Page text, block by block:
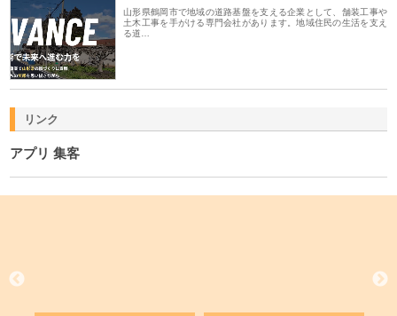
山形県鶴岡市で地域の道路基盤を支える企業として、舗装工事や
土木工事を手がける専門会社があります。地域住民の生活を支え
る道…
リンク
アプリ 集客